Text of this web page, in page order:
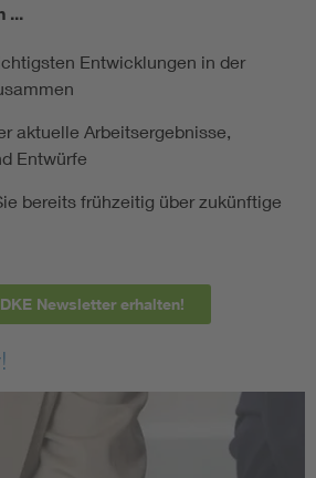
...
Entwicklungen in der
aktuelle Arbeitsergebnisse,
Entwürfe
bereits frühzeitig über zukünftige
Newsletter erhalten!